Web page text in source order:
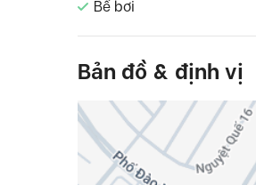
Bể bơi
Bản đồ & định vị